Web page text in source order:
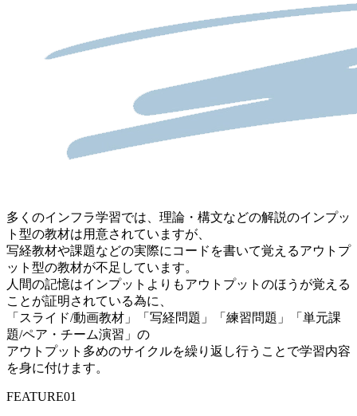
多くのインフラ学習では、理論・構文などの解説のインプッ
ト型の教材は用意されていますが、
写経教材や課題などの実際にコードを書いて覚えるアウトプ
ット型の教材が不足しています。
人間の記憶はインプットよりもアウトプットのほうが覚える
ことが証明されている為に、
「スライド/動画教材」「写経問題」「練習問題」「単元課
題/ペア・チーム演習」の
アウトプット多めのサイクルを繰り返し行うことで学習内容
を身に付けます。
FEATURE01